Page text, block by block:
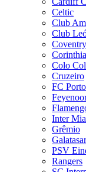
Celtic
Club
Club
Colo
Cruzeiro
FC Porto
Inter
Grêmio
PSV
Rangers